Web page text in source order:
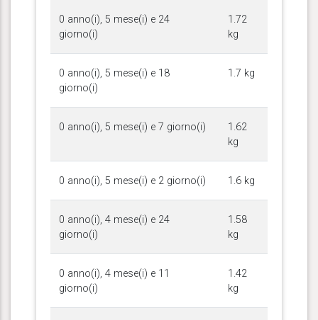
0 anno(i), 5 mese(i) e 24
giorno(i)
1.72
kg
0 anno(i), 5 mese(i) e 18
giorno(i)
1.7 kg
0 anno(i), 5 mese(i) e 7 giorno(i)
1.62
kg
0 anno(i), 5 mese(i) e 2 giorno(i) 1.6 kg
0 anno(i), 4 mese(i) e 24
giorno(i)
1.58
kg
0 anno(i), 4 mese(i) e 11
giorno(i)
1.42
kg